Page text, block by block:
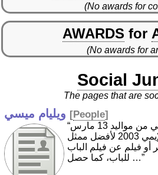
(No awards for
AWARDS for
(No awards for
Social
The pages that are
ويليام ميسي [People]
“ويليام ميسي ‏ ممثل أمريكي من مواليد 13 مارس
1950، حاصل على جائزة الإيمي 2003 لأفضل ممثل
فيلم عن فيلم الباب
للباب، كما حصل …”